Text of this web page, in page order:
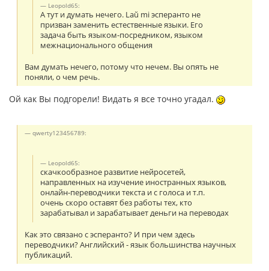
Leopold65:
А тут и думать нечего. Laŭ mi эсперанто не
призван заменить естественные языки. Его
задача быть языком-посредником, языком
межнационального общения
Вам думать нечего, потому что нечем. Вы опять не
поняли, о чем речь.
Ой как Вы подгорели! Видать я все точно угадал.
qwerty123456789:
Leopold65:
скачкообразное развитие нейросетей,
направленных на изучение иностранных языков,
онлайн-переводчики текста и с голоса и т.п.
очень скоро оставят без работы тех, кто
зарабатывал и зарабатывает деньги на переводах
Как это связано с эсперанто? И при чем здесь
переводчики? Английский - язык большинства научных
публикаций.